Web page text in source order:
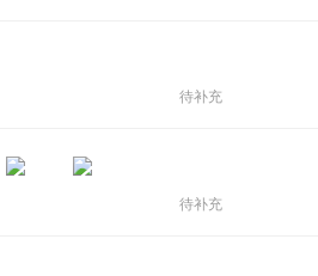
待补充
待补充